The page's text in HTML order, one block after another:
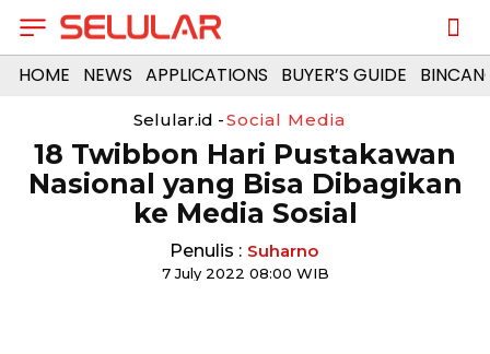
HOME NEWS APPLICATIONS BUYER’S GUIDE
Selular.id -Social Media
18 Twibbon Hari Pustakawan
Nasional yang Bisa Dibagikan
ke Media Sosial
Penulis : Suharno
7 July 2022 08:00 WIB